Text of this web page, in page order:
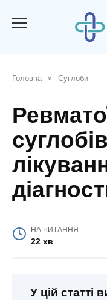
Головна » Суглоби
НА ЧИТАННЯ
22 хв
У цій статті